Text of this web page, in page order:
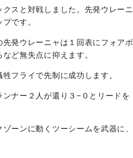
スと対戦しました。先発ウレーニ
です。
発ウレーニャは１回表にフォアボ
ど無失点に抑えます。
フライで先制に成功します。
ナー２人が還り３−０とリードを
ーンに動くツーシームを武器に、